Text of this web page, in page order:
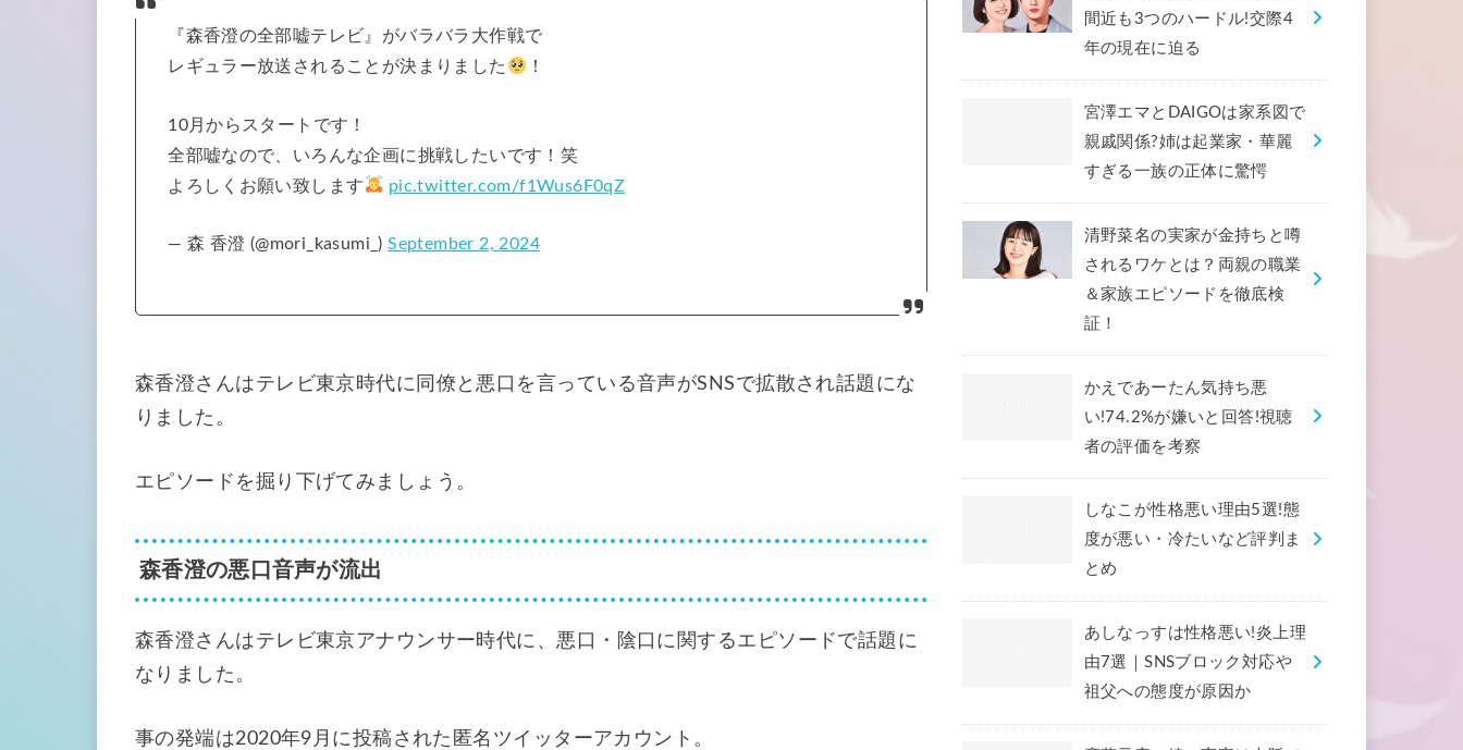
『森香澄の全部嘘テレビ』がバラバラ大作戦で
レギュラー放送されることが決まりました
！
10月からスタートです！
全部嘘なので、いろんな企画に挑戦したいです！笑
よろしくお願い致します
pic.twitter.com/f1Wus6F0qZ
— 森 香澄 (@mori_kasumi_)September 2, 2024
森香澄さんはテレビ東京時代に同僚と悪口を言っている音声がSNSで拡散され話題にな
りました。
エピソードを掘り下げてみましょう。
森香澄の悪口音声が流出
森香澄さんはテレビ東京アナウンサー時代に、悪口・陰口に関するエピソードで話題に
なりました。
事の発端は2020年9月に投稿された匿名ツイッターアカウント。
間近も3つのハードル!交際4
年の現在に迫る
宮澤エマとDAIGOは家系図で
親戚関係?姉は起業家・華麗
すぎる一族の正体に驚愕
清野菜名の実家が金持ちと噂
されるワケとは？両親の職業
＆家族エピソードを徹底検
証！
かえであーたん気持ち悪
い!74.2%が嫌いと回答!視聴
者の評価を考察
しなこが性格悪い理由5選!態
度が悪い・冷たいなど評判ま
とめ
あしなっすは性格悪い!炎上理
由7選｜SNSブロック対応や
祖父への態度が原因か